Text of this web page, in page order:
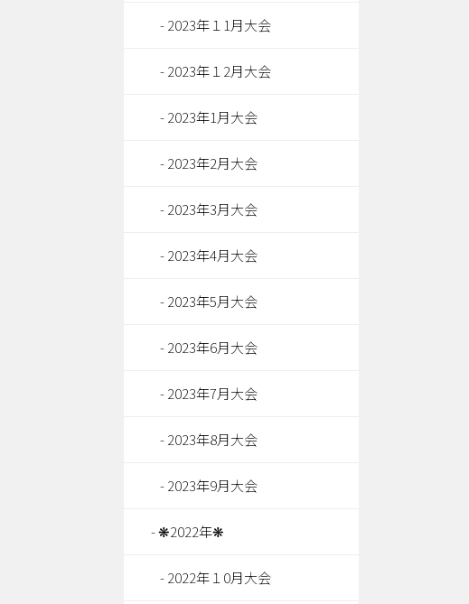
2023年１1月大会
2023年１2月大会
2023年1月大会
2023年2月大会
2023年3月大会
2023年4月大会
2023年5月大会
2023年6月大会
2023年7月大会
2023年8月大会
2023年9月大会
❋2022年❋
2022年１0月大会